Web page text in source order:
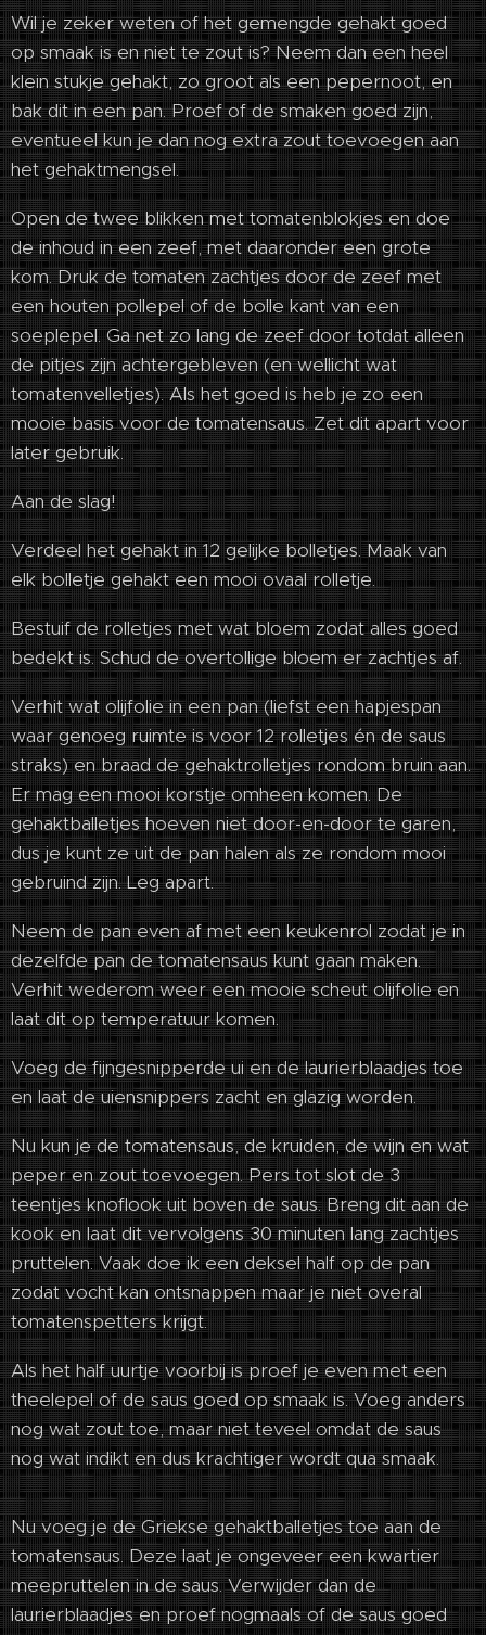
Wil je zeker weten of het gemengde gehakt goed
op smaak is en niet te zout is? Neem dan een heel
klein stukje gehakt, zo groot als een pepernoot, en
bak dit in een pan. Proef of de smaken goed zijn,
eventueel kun je dan nog extra zout toevoegen aan
het gehaktmengsel.
Open de twee blikken met tomatenblokjes en doe
de inhoud in een zeef, met daaronder een grote
kom. Druk de tomaten zachtjes door de zeef met
een houten pollepel of de bolle kant van een
soeplepel. Ga net zo lang de zeef door totdat alleen
de pitjes zijn achtergebleven (en wellicht wat
tomatenvelletjes). Als het goed is heb je zo een
mooie basis voor de tomatensaus. Zet dit apart voor
later gebruik.
Aan de slag!
Verdeel het gehakt in 12 gelijke bolletjes. Maak van
elk bolletje gehakt een mooi ovaal rolletje.
Bestuif de rolletjes met wat bloem zodat alles goed
bedekt is. Schud de overtollige bloem er zachtjes af.
Verhit wat olijfolie in een pan (liefst een hapjespan
waar genoeg ruimte is voor 12 rolletjes én de saus
straks) en braad de gehaktrolletjes rondom bruin aan.
Er mag een mooi korstje omheen komen. De
gehaktballetjes hoeven niet door-en-door te garen,
dus je kunt ze uit de pan halen als ze rondom mooi
gebruind zijn. Leg apart.
Neem de pan even af met een keukenrol zodat je in
dezelfde pan de tomatensaus kunt gaan maken.
Verhit wederom weer een mooie scheut olijfolie en
laat dit op temperatuur komen.
Voeg de fijngesnipperde ui en de laurierblaadjes toe
en laat de uiensnippers zacht en glazig worden.
Nu kun je de tomatensaus, de kruiden, de wijn en wat
peper en zout toevoegen. Pers tot slot de 3
teentjes knoflook uit boven de saus. Breng dit aan de
kook en laat dit vervolgens 30 minuten lang zachtjes
pruttelen. Vaak doe ik een deksel half op de pan
zodat vocht kan ontsnappen maar je niet overal
tomatenspetters krijgt.
Als het half uurtje voorbij is proef je even met een
theelepel of de saus goed op smaak is. Voeg anders
nog wat zout toe, maar niet teveel omdat de saus
nog wat indikt en dus krachtiger wordt qua smaak.
Nu voeg je de Griekse gehaktballetjes toe aan de
tomatensaus. Deze laat je ongeveer een kwartier
meepruttelen in de saus. Verwijder dan de
laurierblaadjes en proef nogmaals of de saus goed